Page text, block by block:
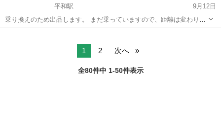
平和駅
9月12日
乗り換えのため出品します。 まだ乗っていますので、距離は変わりま
す。 今年度分の自動車税込みです。 ラルグス車高調 約2万キロ使用
りあります。 純正フリッ...1 2 次へ
全80件中 1-50件表示